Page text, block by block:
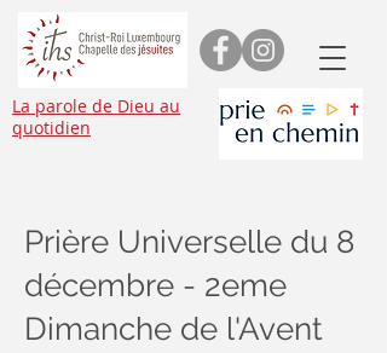
La parole de Dieu au
quotidien
Prière Universelle du 8
décembre - 2eme
Dimanche de l'Avent